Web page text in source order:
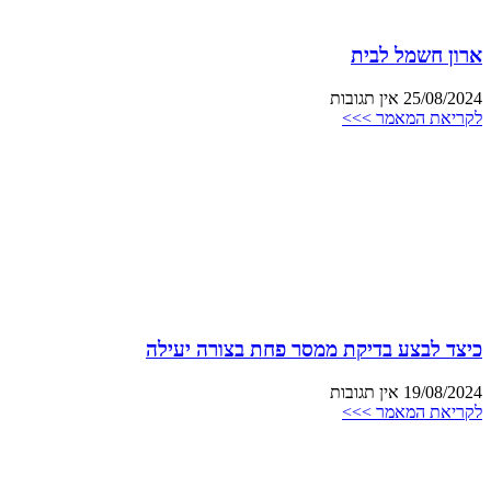
ארון חשמל לבית
25/08/2024 אין תגובות
לקריאת המאמר >>>
כיצד לבצע בדיקת ממסר פחת בצורה יעילה
19/08/2024 אין תגובות
לקריאת המאמר >>>